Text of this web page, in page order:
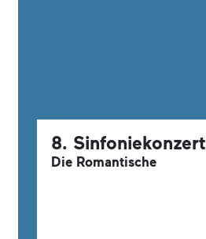
8. Sinfoniekonzert
Die Romantische